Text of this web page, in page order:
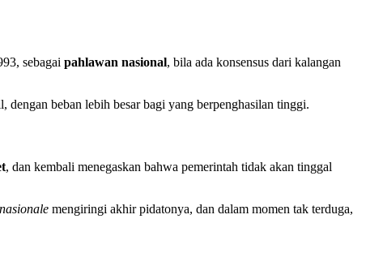
sebagai pahlawan nasional, bila ada konsensus dari kalangan
dengan beban lebih besar bagi yang berpenghasilan tinggi.
, dan kembali menegaskan bahwa pemerintah tidak akan tinggal
mengiringi akhir pidatonya, dan dalam momen tak terduga,